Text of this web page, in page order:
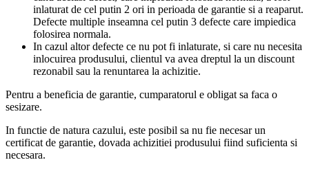
inlaturat de cel putin 2 ori in perioada de garantie si a reaparut.
Defecte multiple inseamna cel putin 3 defecte care impiedica
folosirea normala.
In cazul altor defecte ce nu pot fi inlaturate, si care nu necesita
inlocuirea produsului, clientul va avea dreptul la un discount
rezonabil sau la renuntarea la achizitie.
Pentru a beneficia de garantie, cumparatorul e obligat sa faca o
sesizare.
In functie de natura cazului, este posibil sa nu fie necesar un
certificat de garantie, dovada achizitiei produsului fiind suficienta si
necesara.